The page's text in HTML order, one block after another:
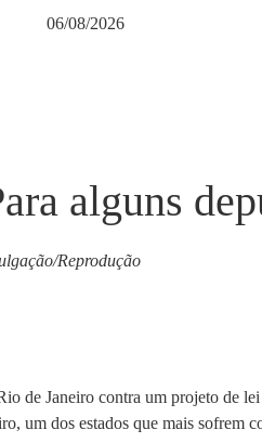
06/08/2026
alguns
Reprodução
de Janeiro contra um projeto de
um dos estados que mais sofrem